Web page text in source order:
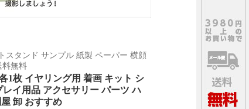
スタンド サンプル 紙製 ペーパー 横顔
料無料
1枚 イヤリング用 着画 キット シ
イ用品 アクセサリー パーツ ハ
卸 おすすめ